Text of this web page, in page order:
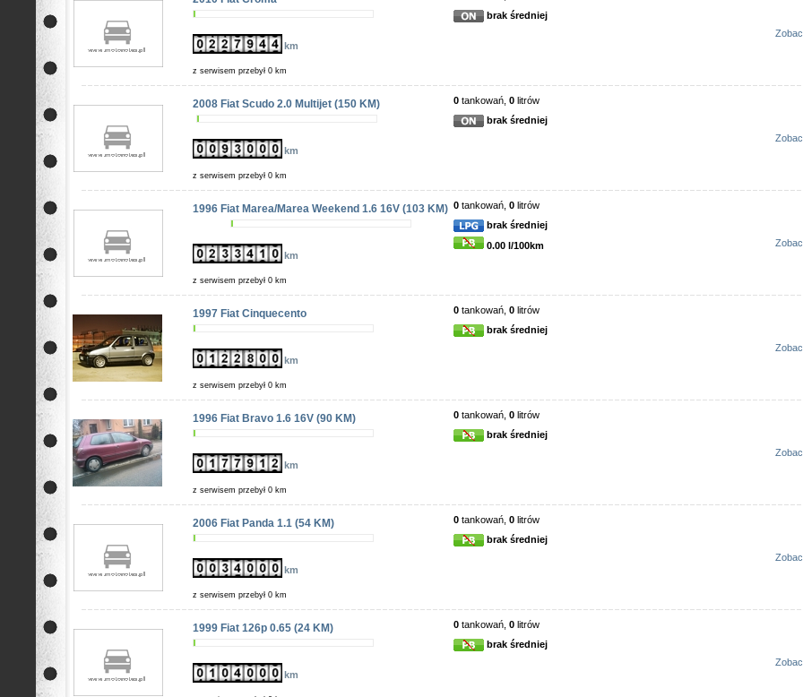
km
z serwisem przebył 0 km
brak średniej
2008 Fiat Scudo 2.0 Multijet (150 KM)
km
z serwisem przebył 0 km
0 tankowań, 0 litrów
brak średniej
1996 Fiat Marea/Marea Weekend 1.6 16V (103 KM)
km
z serwisem przebył 0 km
0 tankowań, 0 litrów
brak średniej
0.00 l/100km
1997 Fiat Cinquecento
km
z serwisem przebył 0 km
0 tankowań, 0 litrów
brak średniej
1996 Fiat Bravo 1.6 16V (90 KM)
km
z serwisem przebył 0 km
0 tankowań, 0 litrów
brak średniej
2006 Fiat Panda 1.1 (54 KM)
km
z serwisem przebył 0 km
0 tankowań, 0 litrów
brak średniej
1999 Fiat 126p 0.65 (24 KM)
km
0 tankowań, 0 litrów
brak średniej